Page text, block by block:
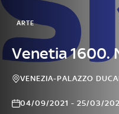
ARTE
Venetia 1600.
VENEZIA-PALAZZO
04/09/2021 - 25/03/